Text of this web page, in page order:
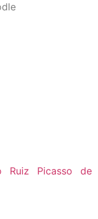
Ruiz Picasso de